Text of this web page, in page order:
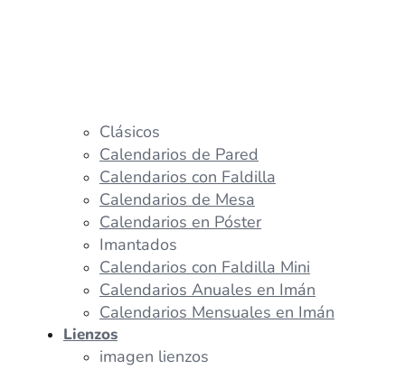
Clásicos
Calendarios de Pared
Calendarios con Faldilla
Calendarios de Mesa
Calendarios en Póster
Imantados
Calendarios con Faldilla Mini
Calendarios Anuales en Imán
Calendarios Mensuales en Imán
Lienzos
imagen lienzos